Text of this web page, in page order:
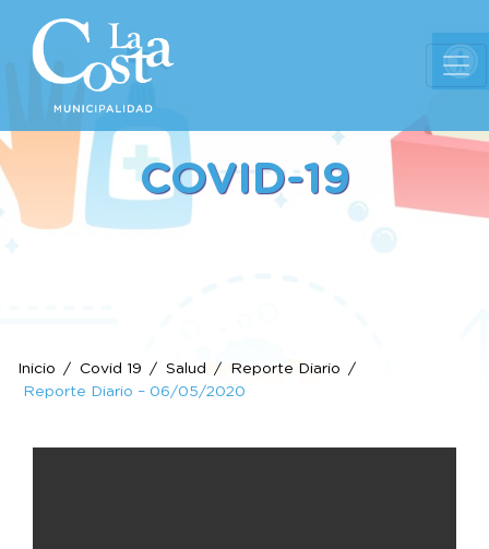
COVID-19
Inicio Covid 19 Salud
Reporte Diario
Reporte Diario – 06/05/2020